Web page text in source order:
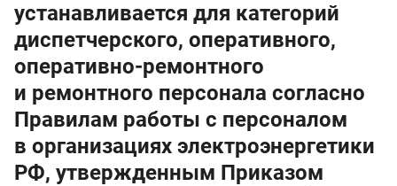
устанавливается для категорий
диспетчерского, оперативного,
оперативно-ремонтного
и ремонтного персонала согласно
Правилам работы с персоналом
в организациях электроэнергетики
РФ, утвержденным Приказом